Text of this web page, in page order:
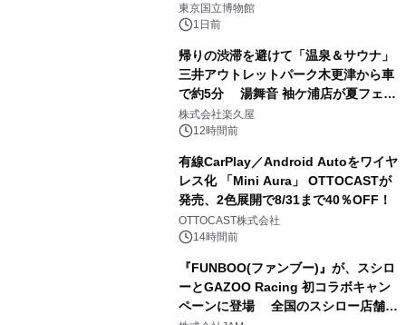
東京国立博物館
1日前
帰りの渋滞を避けて「温泉＆サウナ」
三井アウトレットパーク木更津から車
で約5分 湯舞音 袖ケ浦店が夏フェア
メニューを提供
株式会社楽久屋
12時間前
有線CarPlay／Android Autoをワイヤ
レス化 「Mini Aura」 OTTOCASTが
発売、2色展開で8/31まで40％OFF！
OTTOCAST株式会社
14時間前
『FUNBOO(ファンブー)』が、スシロ
ーとGAZOO Racing 初コラボキャン
ペーンに登場 全国のスシロー店舗で